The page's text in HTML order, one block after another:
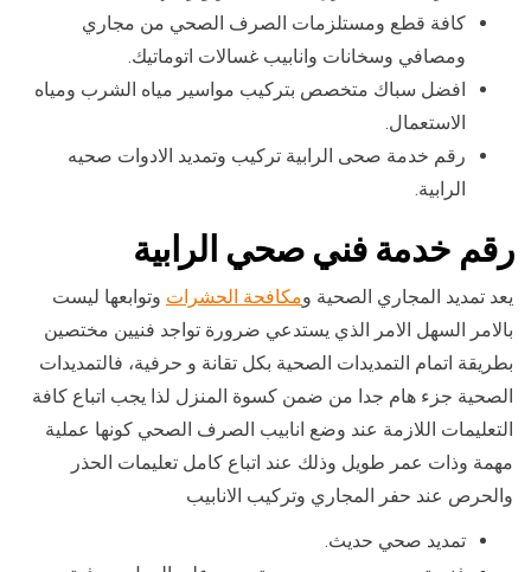
كافة قطع ومستلزمات الصرف الصحي من مجاري
ومصافي وسخانات وانابيب غسالات اتوماتيك.
افضل سباك متخصص بتركيب مواسير مياه الشرب ومياه
الاستعمال.
رقم خدمة صحى الرابية تركيب وتمديد الادوات صحيه
الرابية.
رقم خدمة فني صحي الرابية
يعد تمديد المجاري الصحية ومكافحة الحشرات وتوابعها ليست
بالامر السهل الامر الذي يستدعي ضرورة تواجد فنيين مختصين
بطريقة اتمام التمديدات الصحية بكل تقانة و حرفية، فالتمديدات
الصحية جزء هام جدا من ضمن كسوة المنزل لذا يجب اتباع كافة
التعليمات اللازمة عند وضع انابيب الصرف الصحي كونها عملية
مهمة وذات عمر طويل وذلك عند اتباع كامل تعليمات الحذر
والحرص عند حفر المجاري وتركيب الانابيب
تمديد صحي حديث.